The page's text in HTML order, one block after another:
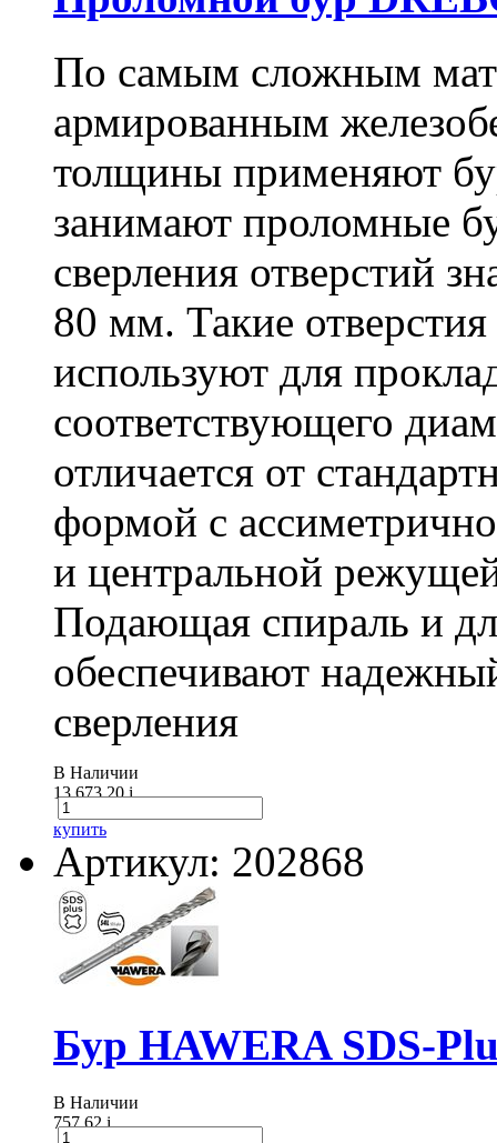
По самым сложным
армированным
толщины применяют
занимают проломные
сверления отверстий
80 мм. Такие
используют для
соответствующего
отличается от
формой с
и центральной
Подающая спираль и
обеспечивают
сверления
В Наличии
13 673.20i
купить
Артикул: 202868
Бур HAWERA SDS-
В Наличии
757.62i